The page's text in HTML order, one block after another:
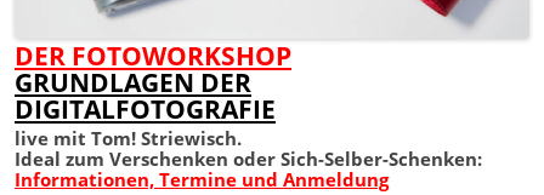
DER FOTOWORKSHOP
GRUNDLAGEN DER
DIGITALFOTOGRAFIE
live mit Tom! Striewisch.
Ideal zum Verschenken oder Sich-Selber-Schenken:
Informationen, Termine und Anmeldung